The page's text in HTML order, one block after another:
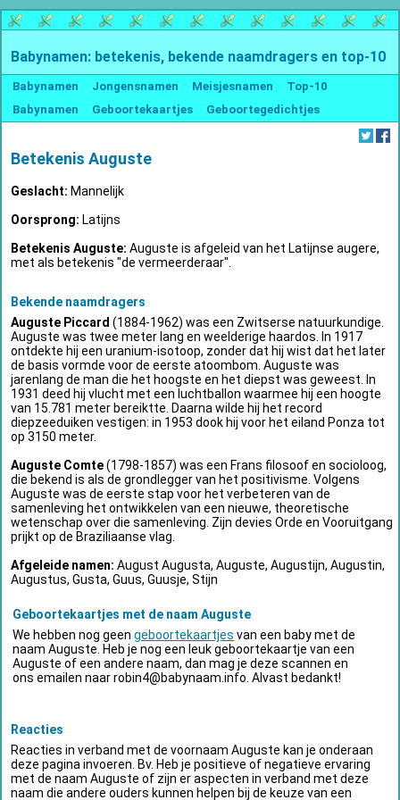
Babynamen: betekenis, bekende naamdragers en top-10
Babynamen Jongensnamen Meisjesnamen
Top-10
Babynamen
Geboortekaartjes Geboortegedichtjes
Betekenis Auguste
Geslacht: Mannelijk
Oorsprong: Latijns
Betekenis Auguste: Auguste is afgeleid van het Latijnse augere,
met als betekenis "de vermeerderaar".
Bekende naamdragers
Auguste Piccard (1884-1962) was een Zwitserse natuurkundige.
Auguste was twee meter lang en weelderige haardos. In 1917
ontdekte hij een uranium-isotoop, zonder dat hij wist dat het later
de basis vormde voor de eerste atoombom. Auguste was
jarenlang de man die het hoogste en het diepst was geweest. In
1931 deed hij vlucht met een luchtballon waarmee hij een hoogte
van 15.781 meter bereiktte. Daarna wilde hij het record
diepzeeduiken vestigen: in 1953 dook hij voor het eiland Ponza tot
op 3150 meter.
Auguste Comte(1798-1857) was een Frans filosoof en socioloog,
die bekend is als de grondlegger van het positivisme. Volgens
Auguste was de eerste stap voor het verbeteren van de
samenleving het ontwikkelen van een nieuwe, theoretische
wetenschap over die samenleving. Zijn devies Orde en Vooruitgang
prijkt op de Braziliaanse vlag.
Afgeleide namen: August Augusta, Auguste, Augustijn, Augustin,
Augustus, Gusta, Guus, Guusje, Stijn
Geboortekaartjes met de naam Auguste
We hebben nog geen geboortekaartjes van een baby met de
naam Auguste. Heb je nog een leuk geboortekaartje van een
Auguste of een andere naam, dan mag je deze scannen en
ons emailen naarrobin4@babynaam.info . Alvast bedankt!
Reacties
Reacties in verband met de voornaam Auguste kan je onderaan
deze pagina invoeren. Bv. Heb je positieve of negatieve ervaring
met de naam Auguste of zijn er aspecten in verband met deze
naam die andere ouders kunnen helpen bij de keuze van een